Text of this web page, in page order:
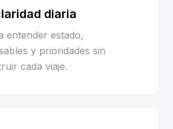
diaria
entender estado,
y prioridades sin
cada viaje.